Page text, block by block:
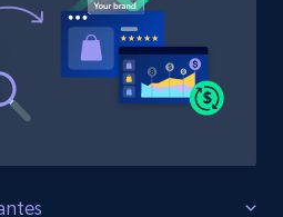
Product description,
Initial price, Discount,